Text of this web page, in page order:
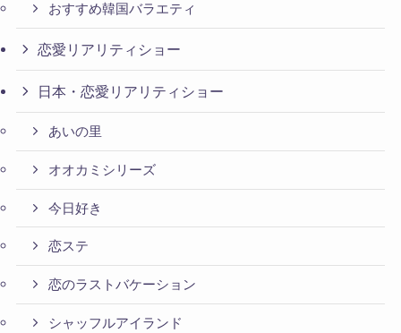
おすすめ韓国バラエティ
恋愛リアリティショー
日本・恋愛リアリティショー
あいの里
オオカミシリーズ
今日好き
恋ステ
恋のラストバケーション
シャッフルアイランド